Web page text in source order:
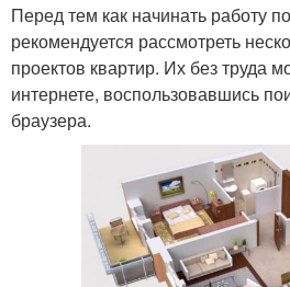
Перед тем как начинать работу
рекомендуется рассмотреть
проектов квартир. Их без труда
интернете, воспользовавшись
браузера.